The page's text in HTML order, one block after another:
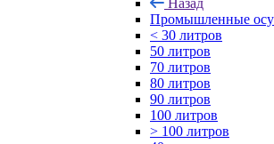
Назад
Промышленные
< 30 литров
50 литров
70 литров
80 литров
90 литров
100 литров
> 100 литров